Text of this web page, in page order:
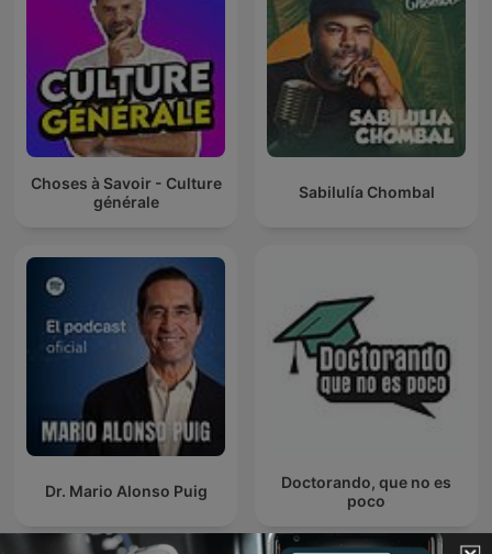
Choses à Savoir - Culture
générale
Sabilulía Chombal
Dr. Mario Alonso Puig
Doctorando, que no es
poco